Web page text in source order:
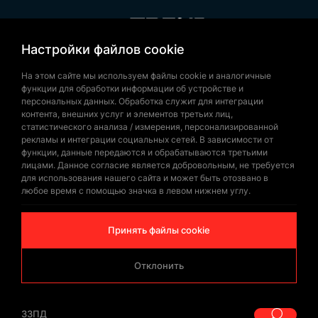
эстетичный вид на протяжении долгого
времени. Оптовая продажа флага Тонга
предоставляет возможность приобрести флаги
для мероприятий по надежным и доступным
ценам.
Поставка флага Тонга от
Trend Bayrak
Trend Bayrak производит флаг Тонга с
использованием качественных материалов и
предлагает его своим клиентам. Дизайн флага
изготавливается в соответствии с
+90 532 646 60 58
(212) 475 28 00
+90 532 577 60 57
bilgi@trendbayrak.com
Uğur Mumcu Mah. Eski Edirne Asfaltı
Cad. No : 554-556 İç Kapı NO: 1
SULTANGAZİ /İSTANBUL
Настройки файлов cookie
На этом сайте мы используем файлы cookie и аналогичные
функции для обработки информации об устройстве и
персональных данных. Обработка служит для интеграции
контента, внешних услуг и элементов третьих лиц,
статистического анализа / измерения, персонализированной
рекламы и интеграции социальных сетей. В зависимости от
функции, данные передаются и обрабатываются третьими
лицами. Данное согласие является добровольным, не требуется
для использования нашего сайта и может быть отозвано в
любое время с помощью значка в левом нижнем углу.
Принять файлы cookie
Отклонить
ЗЗПД